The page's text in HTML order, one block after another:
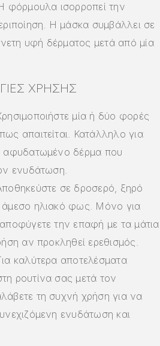
φόρμουλα ισορροπεί την
Η μάσκα συμβάλλει σε
υφή δέρματος μετά από μία
ΧΡΉΣΗΣ
μία ή δύο φορές
απαιτείται. Κατάλληλο για
αφυδατωμένο δέρμα που
ενυδάτωση.
σε δροσερό, ξηρό
άμεσο ηλιακό φως. Μόνο για
την επαφή με τα μάτια
αν προκληθεί ερεθισμός.
καλύτερα αποτελέσματα
ρουτίνα σας μετά τον
τη συχνή χρήση για να
ενυδάτωση και